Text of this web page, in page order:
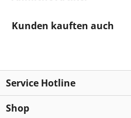
Kunden kauften auch
Service Hotline
Shop